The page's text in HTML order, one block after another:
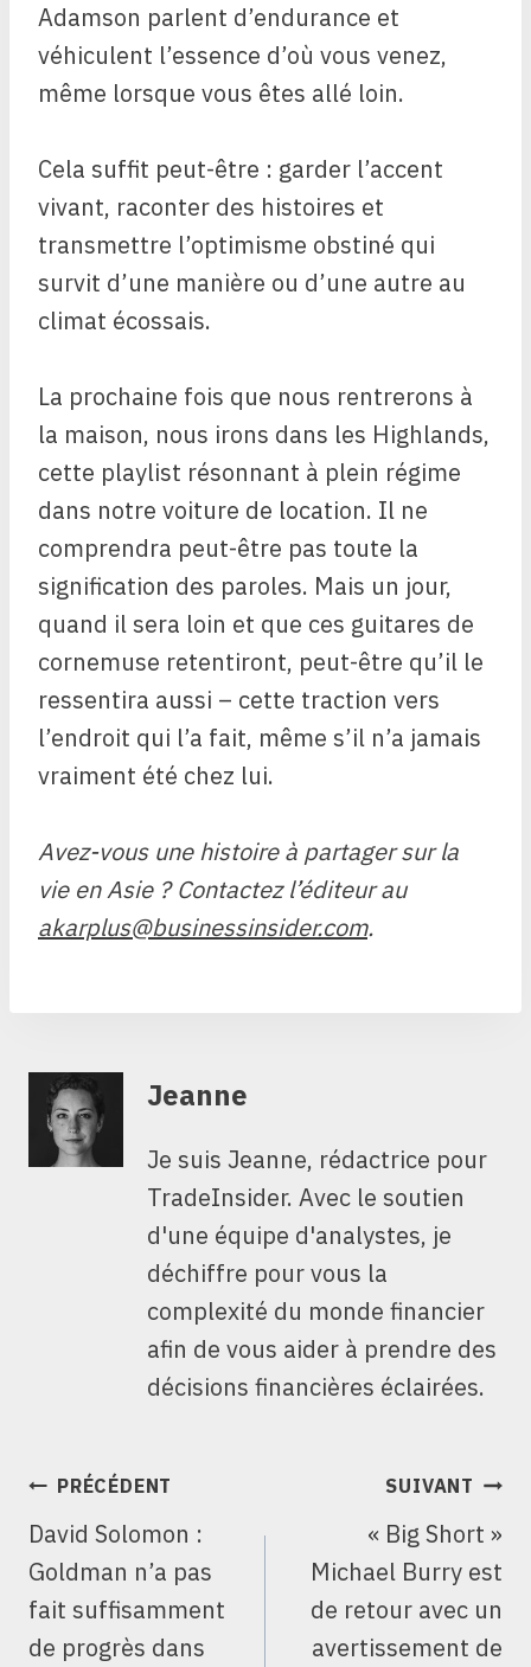
Adamson parlent d’endurance et
véhiculent l’essence d’où vous venez,
même lorsque vous êtes allé loin.
Cela suffit peut-être : garder l’accent
vivant, raconter des histoires et
transmettre l’optimisme obstiné qui
survit d’une manière ou d’une autre au
climat écossais.
La prochaine fois que nous rentrerons à
la maison, nous irons dans les Highlands,
cette playlist résonnant à plein régime
dans notre voiture de location. Il ne
comprendra peut-être pas toute la
signification des paroles. Mais un jour,
quand il sera loin et que ces guitares de
cornemuse retentiront, peut-être qu’il le
ressentira aussi – cette traction vers
l’endroit qui l’a fait, même s’il n’a jamais
vraiment été chez lui.
Avez-vous une histoire à partager sur la
vie en Asie ? Contactez l’éditeur au
akarplus@businessinsider.com.
Jeanne
Je suis Jeanne, rédactrice pour
TradeInsider. Avec le soutien
d'une équipe d'analystes, je
déchiffre pour vous la
complexité du monde financier
afin de vous aider à prendre des
décisions financières éclairées.
NAVIGATION
L’ARTICLE
PRÉCÉDENT
David Solomon :
Goldman n’a pas
fait suffisamment
de progrès dans
SUIVANT
« Big Short »
Michael Burry est
de retour avec un
avertissement de